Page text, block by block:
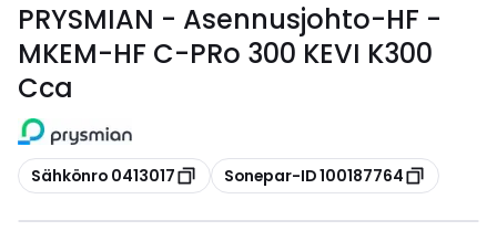
PRYSMIAN - Asennusjohto-HF -
MKEM-HF C-PRo 300 KEVI K300
Cca
Kopioi
Sähkönro 0413017 Kopioi
Sonepar-ID 100187764